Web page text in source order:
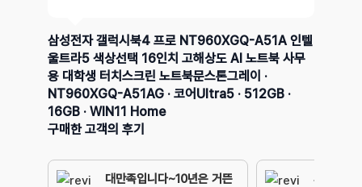
삼성전자 갤럭시북4 프로 NT960XGQ-A51A 인텔
울트라5 색상선택 16인치 고해상도 AI 노트북 사무
용 대학생 터치스크린 노트북문스톤그레이 ·
NT960XGQ-A51AG · 코어Ultra5 · 512GB ·
16GB · WIN11 Home
구매한 고객의 후기
대만족입니다~10년은 거뜬
사셔도 후